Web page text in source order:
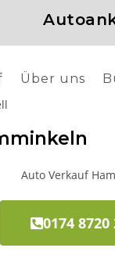
Über uns
0174 8720